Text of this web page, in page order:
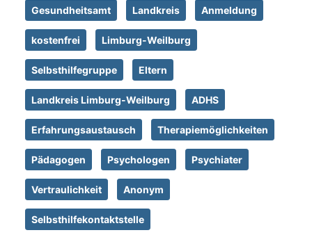
Gesundheitsamt Landkreis Anmeldung
kostenfrei Limburg-Weilburg
Selbsthilfegruppe Eltern
Landkreis Limburg-Weilburg ADHS
Erfahrungsaustausch Therapiemöglichkeiten
Pädagogen Psychologen Psychiater
Vertraulichkeit Anonym
Selbsthilfekontaktstelle